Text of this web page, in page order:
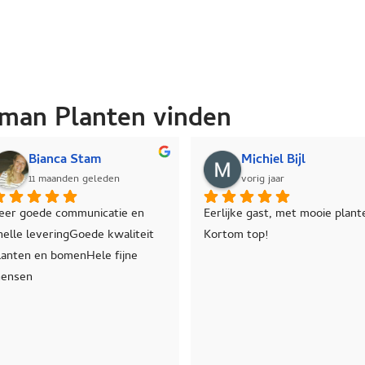
Planten vinden
Jeannette Huisman-Quist
vorig jaar
Prachtige bomen en haagplanten
geleverd, prettig in contact,
desgevraagd duidelijk over
André
Wij hebben
besteld bij